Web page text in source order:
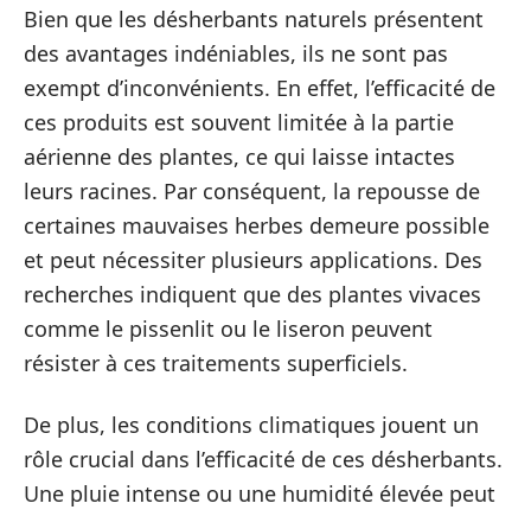
Bien que les désherbants naturels présentent
des avantages indéniables, ils ne sont pas
exempt d’inconvénients. En effet, l’efficacité de
ces produits est souvent limitée à la partie
aérienne des plantes, ce qui laisse intactes
leurs racines. Par conséquent, la repousse de
certaines mauvaises herbes demeure possible
et peut nécessiter plusieurs applications. Des
recherches indiquent que des plantes vivaces
comme le pissenlit ou le liseron peuvent
résister à ces traitements superficiels.
De plus, les conditions climatiques jouent un
rôle crucial dans l’efficacité de ces désherbants.
Une pluie intense ou une humidité élevée peut